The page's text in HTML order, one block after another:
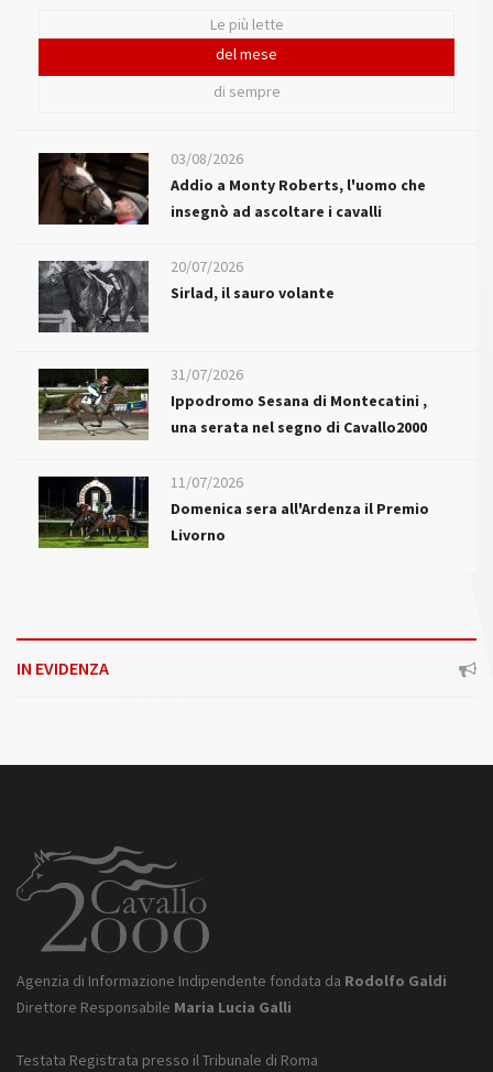
Le più lette
del mese
di sempre
03/08/2026
Addio a Monty Roberts, l'uomo che
insegnò ad ascoltare i cavalli
20/07/2026
Sirlad, il sauro volante
31/07/2026
Ippodromo Sesana di Montecatini ,
una serata nel segno di Cavallo2000
11/07/2026
Domenica sera all'Ardenza il Premio
Livorno
IN EVIDENZA
Agenzia di Informazione Indipendente fondata da Rodolfo Galdi
Direttore Responsabile Maria Lucia Galli
Testata Registrata presso il Tribunale di Roma